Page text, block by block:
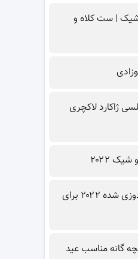
شیک | ست کلاه و
ژاکارد لاکچری
جدیدترین مدل مانتو خامه دوزی شده ۲۰۲۲ برای
گانه مناسب عید